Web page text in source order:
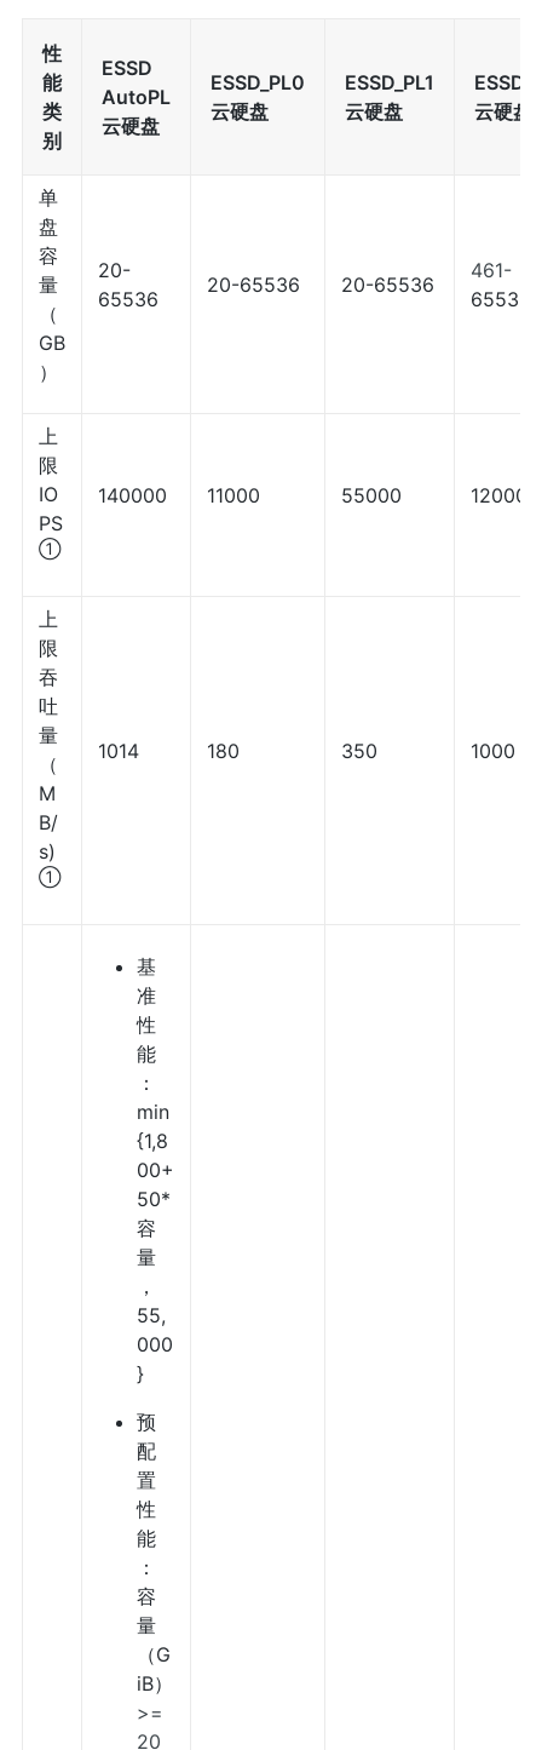
性
能
类
别
ESSD
AutoPL
云硬盘
ESSD_PL0
云硬盘
ESSD_PL1
云硬盘
云硬盘
单
盘
容
量
（
GB
）
20-
65536
20-65536 20-65536
461-
65536
上
限
IO
PS
①
140000 11000 55000 120000
上
限
吞
吐
量
（
M
B/
s)
①
1014 180 350 1000
基
准
性
能
：
min
{1,8
00+
50*
容
量
，
55,
000
}
预
配
置
性
能
：
容
量
（G
iB）
>=
20